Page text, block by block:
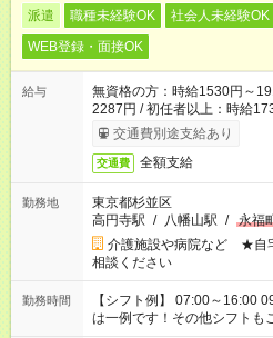
派遣 職種未経験OK 社会人未経験OK
WEB登録・面接OK
給与
無資格の方：時給1530円～
2287円 / 初任者以上：時給
交通費別途支給あり
交通費 全額支給
勤務地
東京都杉並区
高円寺駅 / 八幡山駅 / 永福
介護施設や病院など ★自
相談ください
勤務時間
【シフト例】 07:00～16:00
は一例です！その他シフトも